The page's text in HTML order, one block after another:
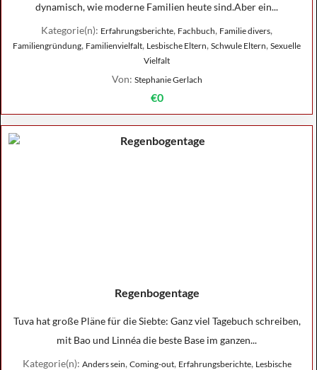
dynamisch, wie moderne Familien heute sind.Aber ein...
Kategorie(n): Erfahrungsberichte, Fachbuch, Familie divers,
Familiengründung, Familienvielfalt, Lesbische Eltern, Schwule Eltern, Sexuelle
Vielfalt
Von: Stephanie Gerlach
€0
Regenbogentage
Tuva hat große Pläne für die Siebte: Ganz viel Tagebuch schreiben,
mit Bao und Linnéa die beste Base im ganzen...
Kategorie(n): Anders sein, Coming-out, Erfahrungsberichte, Lesbische